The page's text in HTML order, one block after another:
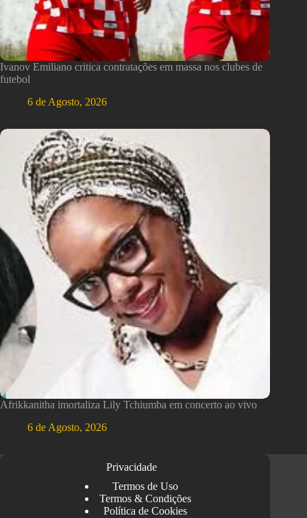
Ivanov Emiliano critica contratações em massa nos clubes de
futebol
6 de Agosto, 2026
Afrikkanitha imortaliza Lily Tchiumba em concerto ao vivo
6 de Agosto, 2026
Privacidade
Termos de Uso
Termos & Condições
Política de Cookies